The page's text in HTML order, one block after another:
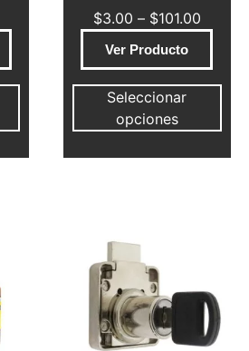
$3.00 – $101.00
Ver Producto
Seleccionar
opciones